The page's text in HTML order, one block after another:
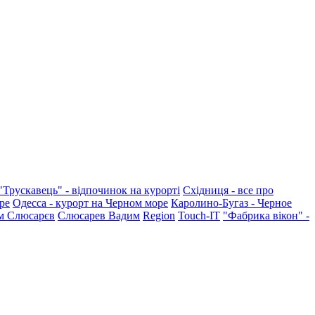
- відпочинок на курорті Східниця - все про
Одесса - курорт на Черном море Каролино-Бугаз - Черное
Слюсарєв Слюсарев Вадим Region Touch-IT "Фабрика вікон" -